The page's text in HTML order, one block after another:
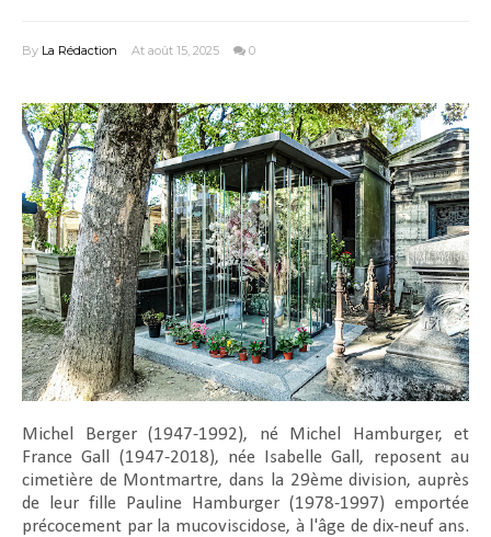
By La Rédaction At août 15, 2025 0
Michel Berger (1947-1992), né Michel Hamburger, et
France Gall (1947-2018), née Isabelle Gall, reposent au
cimetière de Montmartre, dans la 29ème division, auprès
de leur fille Pauline Hamburger (1978-1997) emportée
précocement par la mucoviscidose, à l'âge de dix-neuf ans.